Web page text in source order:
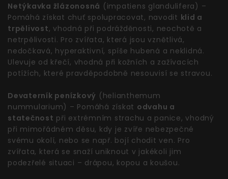
Netýkavka žlázonosná (impatiens glandulifera) –
Pomáhá získat chuť spolupracovat, navodit klid a
trpělivost, vhodná při podrážděnosti, neochotě a
netrpělivosti. Pro zvířata, která jsou vznětlivá,
nedočkavá, hyperaktivní, spíše hubená a neklidná.
Ulevuje od křečí, vhodná při kožních a zažívacích
potížích, které pravděpodobně nesouvisí se stravou.
Devaterník penízkový (helianthemum
nummularium) – Pomáhá získat odvahu a
statečnost při extrémním strachu a panice, vhodný
při mimořádném děsu, kdy je zvíře nebezpečné
svému okolí, nebo se např. bojí chodit ven. Pro
zvířata, která se snaží uniknout v jakékoli jim
podezřelé situaci – drápou, kopou a koušou.